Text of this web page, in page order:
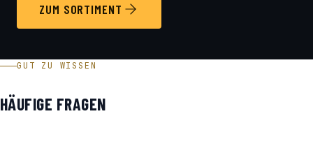
ZUM SORTIMENT
GUT ZU WISSEN
HÄUFIGE FRAGEN